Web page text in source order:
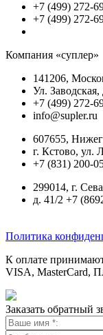
+7 (499) 272-
+7 (499) 272-
Компания «суплер»
141206,
Ул. Заводская,
+7 (499) 272-
info@supler.ru
607655,
г. Кстово, ул.
+7 (831) 200-
299014, г.
д. 41/2 +7
Политика
К оплате
VISA, MasterCard,
Заказать обратный